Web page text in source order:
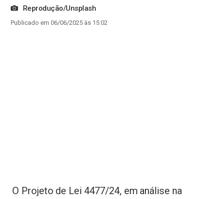
Reprodução/Unsplash
Publicado em 06/06/2025 às 15:02
O Projeto de Lei 4477/24, em análise na